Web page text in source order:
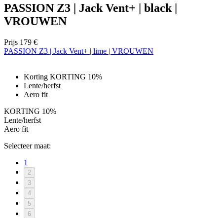
PASSION Z3 | Jack Vent+ | black |
VROUWEN
Prijs 179 €
PASSION Z3 | Jack Vent+ | lime | VROUWEN
Korting KORTING 10%
Lente/herfst
Aero fit
KORTING 10%
Lente/herfst
Aero fit
Selecteer maat:
1
2
3
4
5
6